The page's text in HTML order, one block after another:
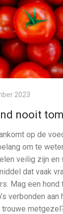
2023
nooit
op de
om te
veilig zijn en
dat vaak
Mag een hond
verbonden aan
trouwe